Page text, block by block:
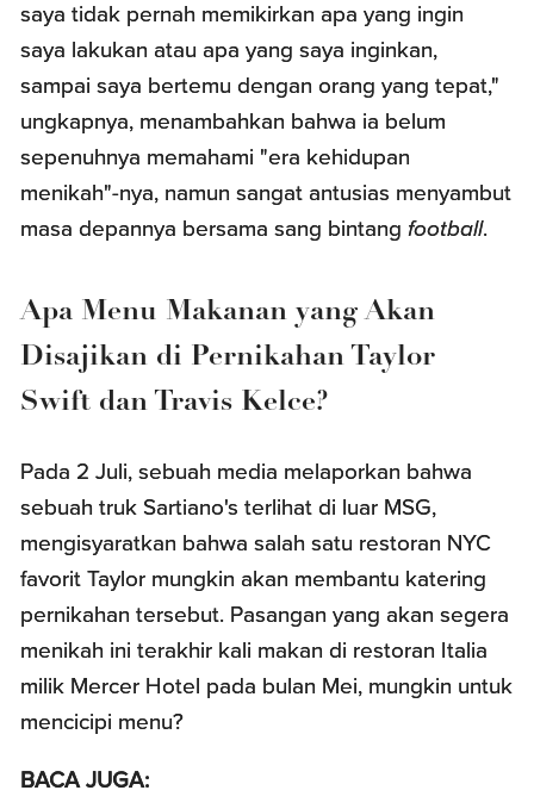
saya tidak pernah memikirkan apa yang ingin
saya lakukan atau apa yang saya inginkan,
sampai saya bertemu dengan orang yang tepat,"
ungkapnya, menambahkan bahwa ia belum
sepenuhnya memahami "era kehidupan
menikah"-nya, namun sangat antusias menyambut
masa depannya bersama sang bintangfootball.
Apa Menu Makanan yang Akan
Disajikan di Pernikahan Taylor
Swift dan Travis Kelce?
Pada 2 Juli, sebuah media melaporkan bahwa
sebuah truk Sartiano's terlihat di luar MSG,
mengisyaratkan bahwa salah satu restoran NYC
favorit Taylor mungkin akan membantu katering
pernikahan tersebut. Pasangan yang akan segera
menikah ini terakhir kali makan di restoran Italia
milik Mercer Hotel pada bulan Mei, mungkin untuk
mencicipi menu?
BACA JUGA: